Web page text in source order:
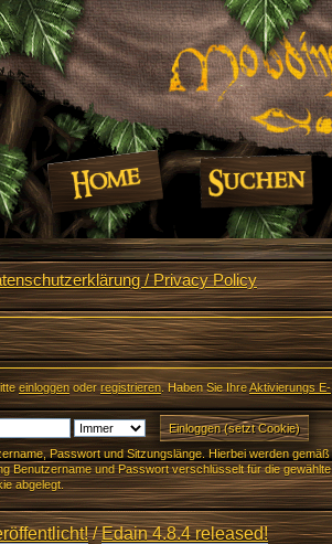
/ Privacy Policy
einloggenoderregistrieren. Haben Sie IhreAktivierungs E-
Passwort und Sitzungslänge. Hierbei werden gemäß
Benutzername und Passwort verschlüsselt für die gewählte
abgelegt.
/Edain 4.8.4 released!